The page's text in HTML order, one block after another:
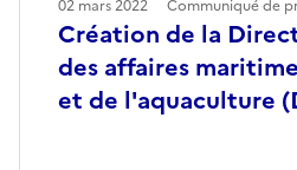
Création de la
des affaires
et de l'aquaculture
02 mars 2022 Communiqué de